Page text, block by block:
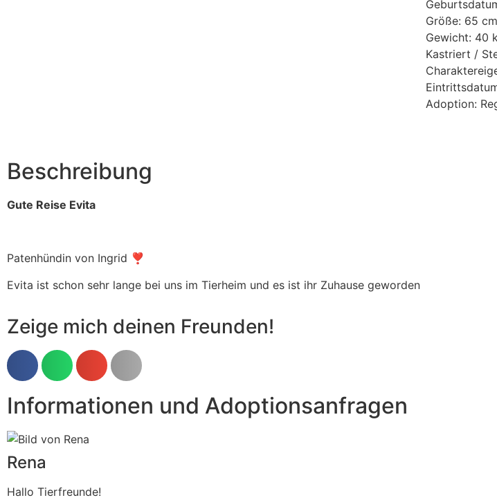
Größe: 65 cm
Gewicht: 40
Kastriert /
Adoption:
Beschreibung
Gute Reise Evita
Patenhündin von Ingrid ❣️
Evita ist schon sehr lange bei uns im Tierheim und es ist ihr Zuhause geworden
Zeige mich deinen Freunden!
Informationen und Adoptionsanfragen
Rena
Hallo Tierfreunde!